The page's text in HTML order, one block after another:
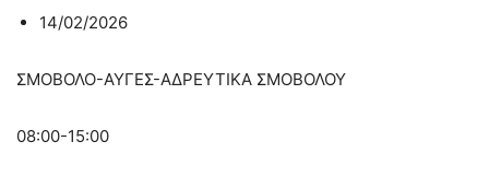
14/02/2026
ΣΜΟΒΟΛΟ-ΑΥΓΕΣ-ΑΔΡΕΥΤΙΚΑ ΣΜΟΒΟΛΟΥ
08:00-15:00